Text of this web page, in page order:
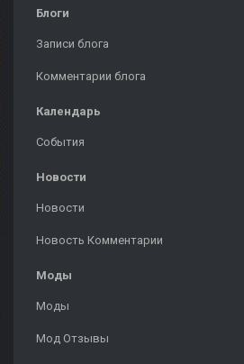
Блоги
Записи блога
Комментарии блога
Календарь
События
Новости
Новости
Новость Комментарии
Моды
Моды
Мод Отзывы